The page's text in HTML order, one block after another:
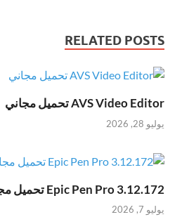
RELATED POSTS
AVS Video Editor تحميل مجاني
يوليو 28, 2026
Epic Pen Pro 3.12.172 تحميل مجاني
يوليو 7, 2026